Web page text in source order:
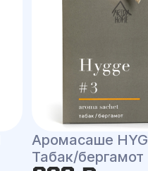
Аромасаше
Табак/бергамот